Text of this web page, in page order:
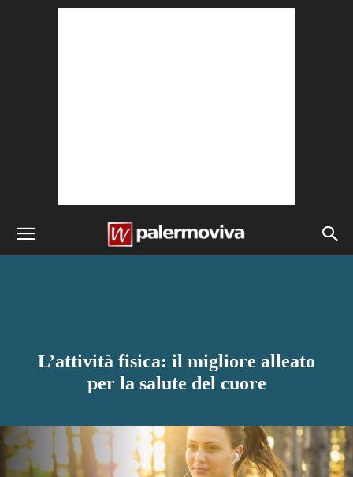
L’attività fisica: il migliore alleato
per la salute del cuore